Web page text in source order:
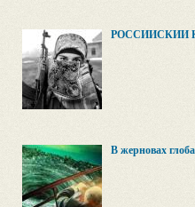
РОССИЙСКИЙ
В жерновах